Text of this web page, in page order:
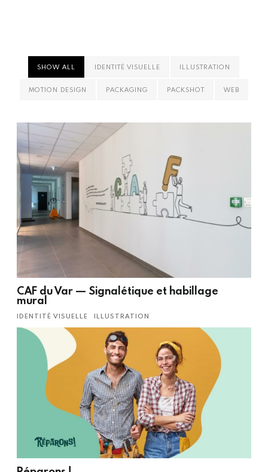
SHOW ALL IDENTITÉ VISUELLE ILLUSTRATION
MOTION DESIGN PACKAGING PACKSHOT WEB
CAF du Var — Signalétique et habillage
mural
IDENTITÉ VISUELLE ILLUSTRATION